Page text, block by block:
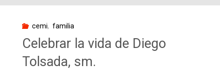
colegios"
cemi, familia
Celebrar la vida de Diego
Tolsada, sm.